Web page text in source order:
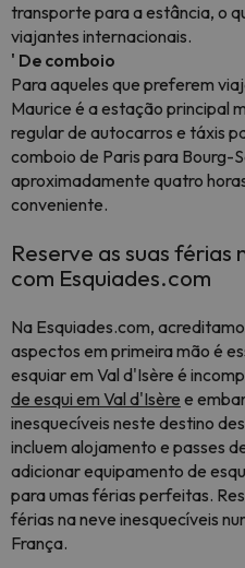
transporte para a estância, o
viajantes internacionais.
' De comboio
Para aqueles que preferem
Maurice é a estação principal
regular de autocarros e táxis
comboio de Paris para Bourg-
aproximadamente quatro
conveniente.
Reserve as suas férias
com Esquiades.com
Na Esquiades.com,
aspectos em primeira mão é
esquiar em Val d'Isère é
de esqui em Val d'Isère e
inesquecíveis neste destino
incluem alojamento e passes
adicionar equipamento de
para umas férias perfeitas.
férias na neve inesquecíveis
França.